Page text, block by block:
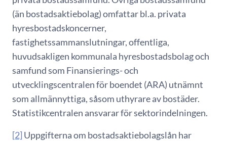
(än bostadsaktiebolag) omfattar bl.a. privata
hyresbostadskoncerner,
fastighetssammanslutningar, offentliga,
huvudsakligen kommunala hyresbostadsbolag och
samfund som Finansierings- och
utvecklingscentralen för boendet (ARA) utnämnt
som allmännyttiga, såsom uthyrare av bostäder.
Statistikcentralen ansvarar för sektorindelningen.
[2] Uppgifterna om bostadsaktiebolagslån har